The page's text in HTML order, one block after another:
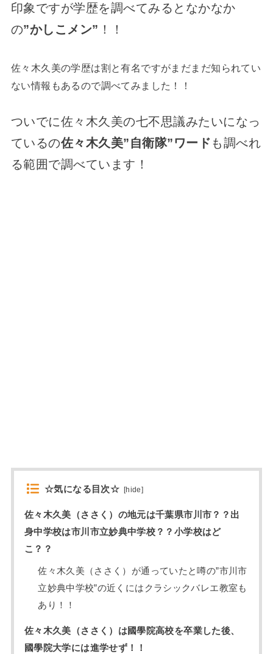
印象ですが学歴を調べてみるとなかなか
の”かしこメン” ！！
佐々木久美の学歴は割と有名ですがまだまだ知られてい
ない情報もあるので調べてみました！！
ついでに佐々木久美の七不思議みたいになっ
ているの佐々木久美”自衛隊”ワードも調べれ
る範囲で調べています！
☆気になる目次☆ [hide]
佐々木久美（ささく）の地元は千葉県市川市？？出
身中学校は市川市立妙典中学校？？小学校はど
こ？？
佐々木久美（ささく）が通っていたと噂の”市川市
立妙典中学校”の近くにはクラシックバレエ教室も
あり！！
佐々木久美（ささく）は國學院高校を卒業した後、
國學院大学には進学せず！！